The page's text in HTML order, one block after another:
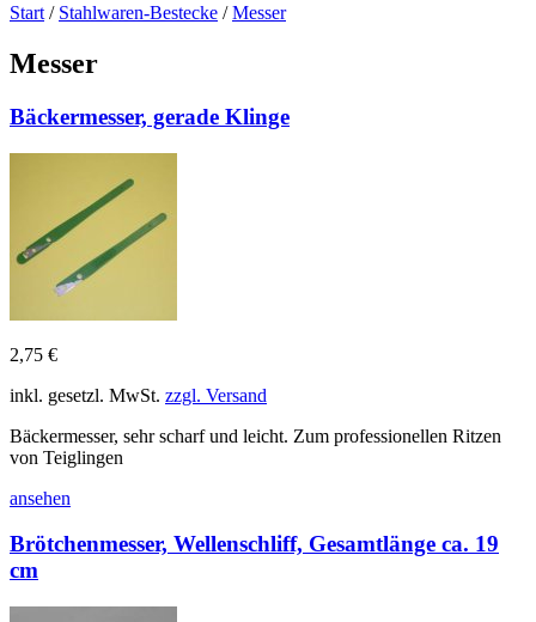
Start / Stahlwaren-Bestecke /Messer
Messer
Bäckermesser, gerade Klinge
2,75 €
inkl. gesetzl. MwSt. zzgl. Versand
Bäckermesser, sehr scharf und leicht. Zum professionellen Ritzen
von Teiglingen
ansehen
Brötchenmesser, Wellenschliff, Gesamtlänge ca. 19
cm